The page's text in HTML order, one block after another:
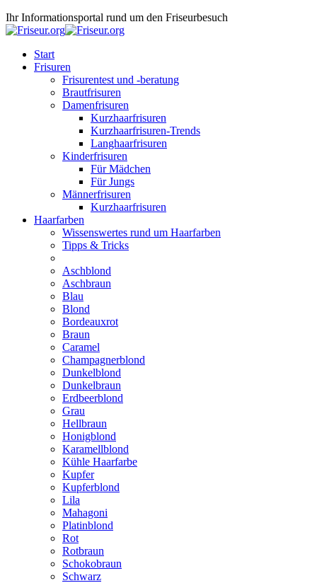
Ihr Informationsportal rund um den Friseurbesuch
Start
Frisuren
Frisurentest und -beratung
Brautfrisuren
Damenfrisuren
Kurzhaarfrisuren
Kurzhaarfrisuren-Trends
Langhaarfrisuren
Kinderfrisuren
Für Mädchen
Für Jungs
Männerfrisuren
Kurzhaarfrisuren
Haarfarben
Wissenswertes rund um Haarfarben
Tipps & Tricks
Aschblond
Aschbraun
Blau
Blond
Bordeauxrot
Braun
Caramel
Champagnerblond
Dunkelblond
Dunkelbraun
Erdbeerblond
Grau
Hellbraun
Honigblond
Karamellblond
Kühle Haarfarbe
Kupfer
Kupferblond
Lila
Mahagoni
Platinblond
Rot
Rotbraun
Schokobraun
Schwarz